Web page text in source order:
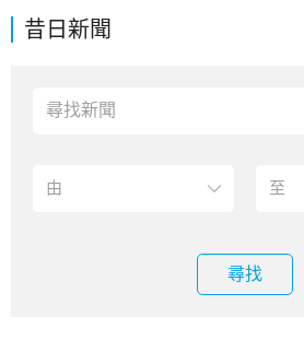
昔日新聞
尋找